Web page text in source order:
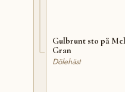
Gulbrunt sto på
Gran
Dölehäst